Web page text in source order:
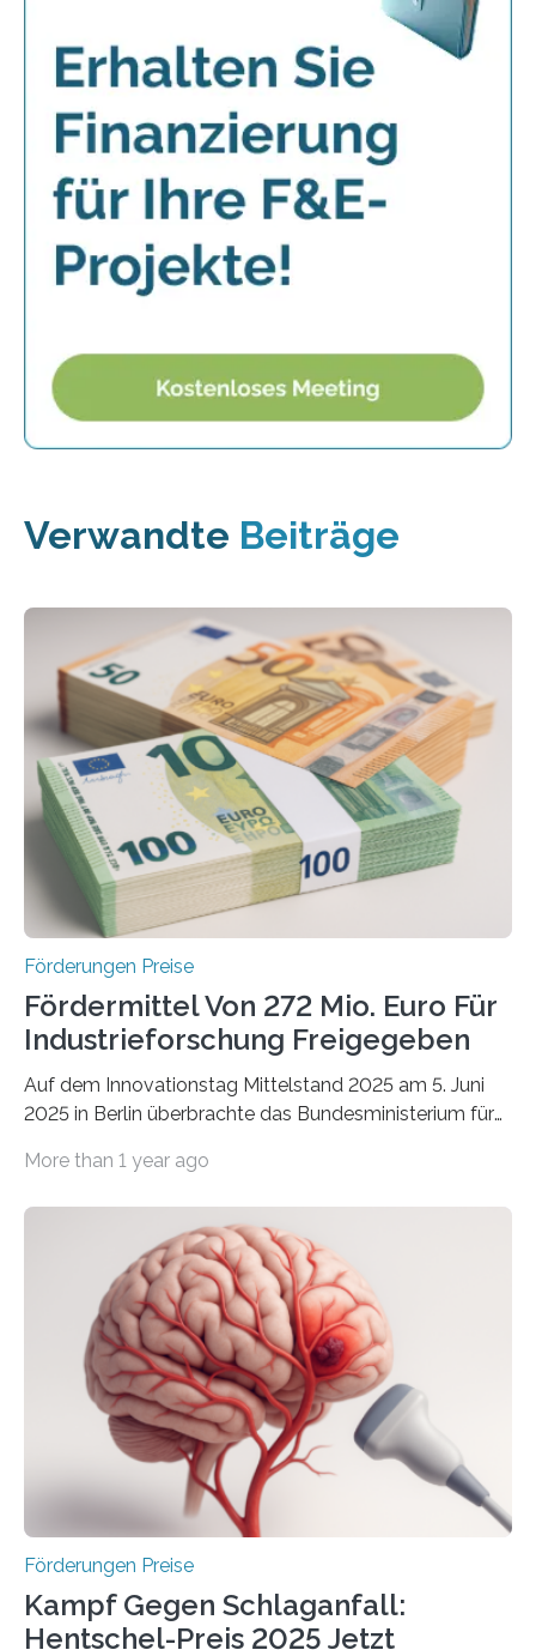
Verwandte Beiträge
Förderungen Preise
Fördermittel Von 272 Mio. Euro Für
Industrieforschung Freigegeben
Auf dem Innovationstag Mittelstand 2025 am 5. Juni
2025 in Berlin überbrachte das Bundesministerium für
Überplanmäßige Verpflichtungsermächtigungen in
Woche vom Haushaltsausschuss freigegeben – unter
anderem zur Unterstützung der
Industrieforschungsprogramme Industrielle
Gemeinschaftsforschung (IGF), Zentrales
Innovationsprogramm Mittelstand (ZIM) und
Innovationskompetenz INNO-KOM. Auf dem
Innovationstag Mittelstand 2025 am 5. Juni 2025 in
Berlin überbrachte das Bundesministerium für
Wirtschaft und Energie eine gute Nachricht:
Überplanmäßige Verpflichtungsermächtigungen in
More than 1 year ago
Förderungen Preise
Kampf Gegen Schlaganfall:
Hentschel-Preis 2025 Jetzt